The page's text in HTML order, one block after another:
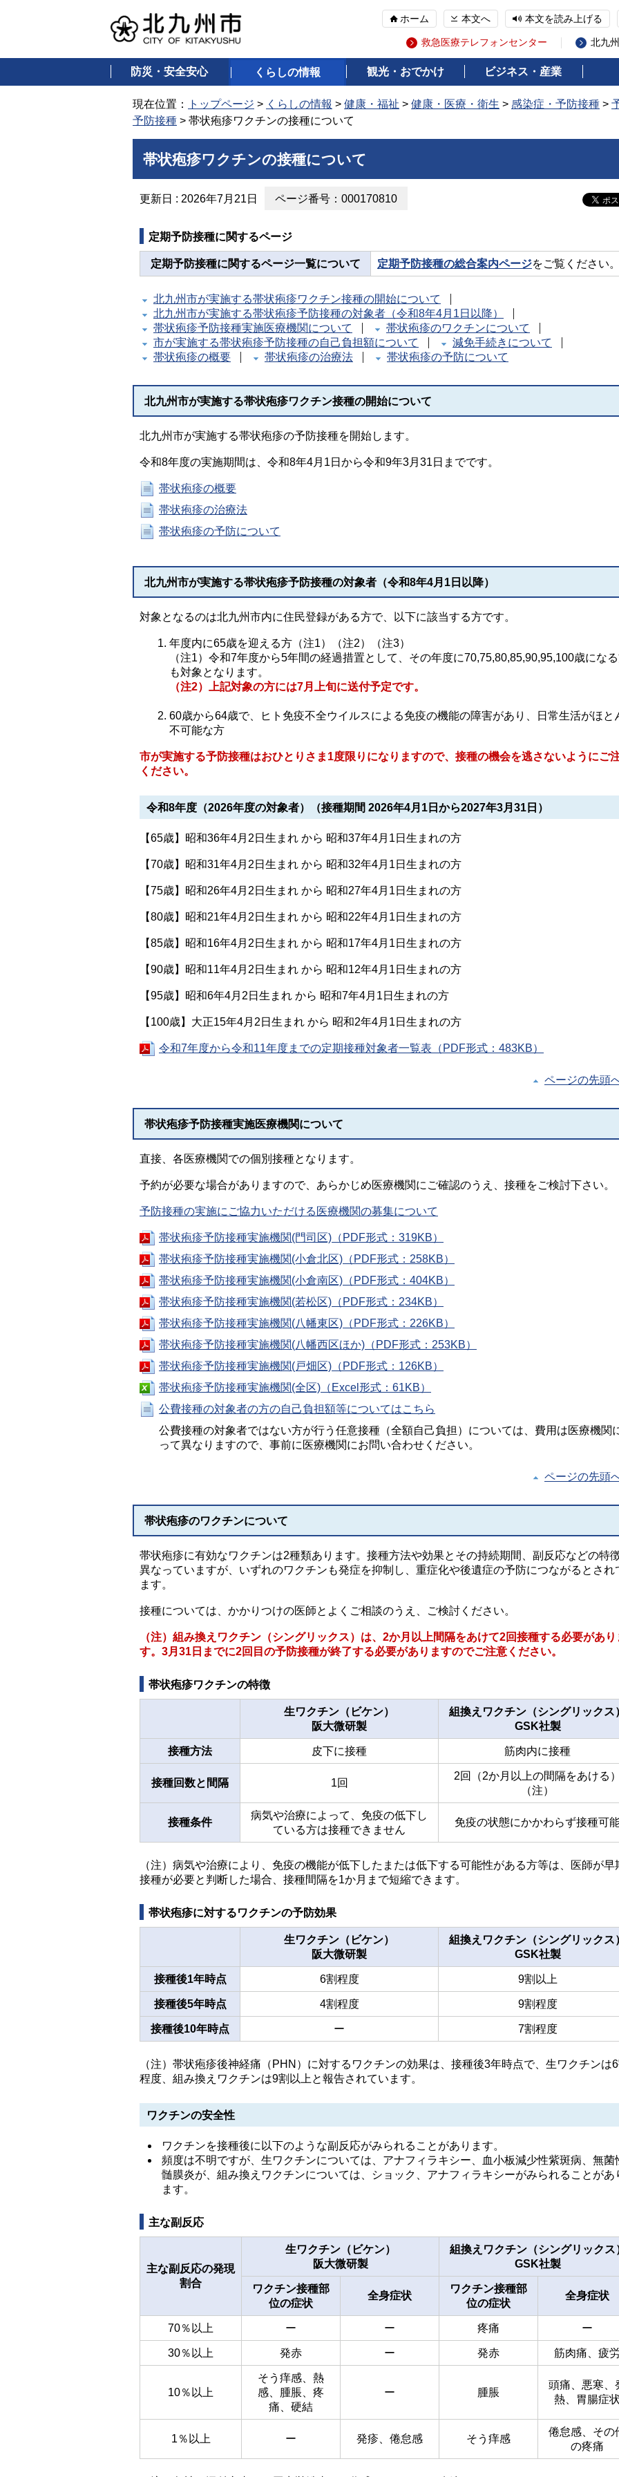
ホーム 本文へ 本文を読み上げる
救急医療テレフォンセンター 北九
防災・安全安心 くらしの情報 観光・おでかけ ビジネス・産業
現在位置： トップページ > くらしの情報 > 健康・福祉 > 健康・医療・衛生 > 感染症・予防接種 >
予防接種 > 帯状疱疹ワクチンの接種について
帯状疱疹ワクチンの接種について
更新日 : 2026年7月21日 ページ番号：000170810
定期予防接種に関するページ
定期予防接種に関するページ一覧について 定期予防接種の総合案内ページをご覧ください
北九州市が実施する帯状疱疹ワクチン接種の開始について
北九州市が実施する帯状疱疹予防接種の対象者（令和8年4月1日以降）
帯状疱疹予防接種実施医療機関について
帯状疱疹のワクチンについて
市が実施する帯状疱疹予防接種の自己負担額について
減免手続きについて
帯状疱疹の概要
帯状疱疹の治療法 帯状疱疹の予防について
北九州市が実施する帯状疱疹ワクチン接種の開始について
北九州市が実施する帯状疱疹の予防接種を開始します。
令和8年度の実施期間は、令和8年4月1日から令和9年3月31日までです。
帯状疱疹の概要
帯状疱疹の治療法
帯状疱疹の予防について
北九州市が実施する帯状疱疹予防接種の対象者（令和8年4月1日以降）
対象となるのは北九州市内に住民登録がある方で、以下に該当する方です。
年度内に65歳を迎える方（注1）（注2）（注3）
（注1）令和7年度から5年間の経過措置として、その年度に70,75,80,85,90,95,100歳にな
も対象となります。
（注2）上記対象の方には7月上旬に送付予定です。
60歳から64歳で、ヒト免疫不全ウイルスによる免疫の機能の障害があり、日常生活がほと
不可能な方
市が実施する予防接種はおひとりさま1度限りになりますので、接種の機会を逃さないようにご
ください。
令和8年度（2026年度の対象者）（接種期間 2026年4月1日から2027年3月31日）
【65歳】昭和36年4月2日生まれ から 昭和37年4月1日生まれの方
【70歳】昭和31年4月2日生まれ から 昭和32年4月1日生まれの方
【75歳】昭和26年4月2日生まれ から 昭和27年4月1日生まれの方
【80歳】昭和21年4月2日生まれ から 昭和22年4月1日生まれの方
【85歳】昭和16年4月2日生まれ から 昭和17年4月1日生まれの方
【90歳】昭和11年4月2日生まれ から 昭和12年4月1日生まれの方
【95歳】昭和6年4月2日生まれ から 昭和7年4月1日生まれの方
【100歳】大正15年4月2日生まれ から 昭和2年4月1日生まれの方
令和7年度から令和11年度までの定期接種対象者一覧表（PDF形式：483KB）
ページの先頭
帯状疱疹予防接種実施医療機関について
直接、各医療機関での個別接種となります。
予約が必要な場合がありますので、あらかじめ医療機関にご確認のうえ、接種をご検討下さい。
予防接種の実施にご協力いただける医療機関の募集について
帯状疱疹予防接種実施機関(門司区)（PDF形式：319KB）
帯状疱疹予防接種実施機関(小倉北区)（PDF形式：258KB）
帯状疱疹予防接種実施機関(小倉南区)（PDF形式：404KB）
帯状疱疹予防接種実施機関(若松区)（PDF形式：234KB）
帯状疱疹予防接種実施機関(八幡東区)（PDF形式：226KB）
帯状疱疹予防接種実施機関(八幡西区ほか)（PDF形式：253KB）
帯状疱疹予防接種実施機関(戸畑区)（PDF形式：126KB）
帯状疱疹予防接種実施機関(全区)（Excel形式：61KB）
公費接種の対象者の方の自己負担額等についてはこちら
公費接種の対象者ではない方が行う任意接種（全額自己負担）については、費用は医療機関
って異なりますので、事前に医療機関にお問い合わせください。
ページの先頭
帯状疱疹のワクチンについて
帯状疱疹に有効なワクチンは2種類あります。接種方法や効果とその持続期間、副反応などの特
異なっていますが、いずれのワクチンも発症を抑制し、重症化や後遺症の予防につながるとされ
ます。
接種については、かかりつけの医師とよくご相談のうえ、ご検討ください。
（注）組み換えワクチン（シングリックス）は、2か月以上間隔をあけて2回接種する必要があり
す。3月31日までに2回目の予防接種が終了する必要がありますのでご注意ください。
帯状疱疹ワクチンの特徴
生ワクチン（ビケン）
阪大微研製
組換えワクチン（シングリックス
GSK社製
接種方法 皮下に接種 筋肉内に接種
接種回数と間隔 1回
2回（2か月以上の間隔をあける
（注）
接種条件
病気や治療によって、免疫の低下し
ている方は接種できません
免疫の状態にかかわらず接種可
（注）病気や治療により、免疫の機能が低下したまたは低下する可能性がある方等は、医師が早
接種が必要と判断した場合、接種間隔を1か月まで短縮できます。
帯状疱疹に対するワクチンの予防効果
生ワクチン（ビケン）
阪大微研製
組換えワクチン（シングリックス
GSK社製
接種後1年時点 6割程度 9割以上
接種後5年時点 4割程度 9割程度
接種後10年時点 ー 7割程度
（注）帯状疱疹後神経痛（PHN）に対するワクチンの効果は、接種後3年時点で、生ワクチンは
程度、組み換えワクチンは9割以上と報告されています。
ワクチンの安全性
ワクチンを接種後に以下のような副反応がみられることがあります。
頻度は不明ですが、生ワクチンについては、アナフィラキシー、血小板減少性紫斑病、無菌
髄膜炎が、組み換えワクチンについては、ショック、アナフィラキシーがみられることがあ
ます。
主な副反応
主な副反応の発現
割合
生ワクチン（ビケン）
阪大微研製
組換えワクチン（シングリックス
GSK社製
ワクチン接種部
位の症状
全身症状
ワクチン接種部
位の症状
全身症状
70％以上 ー ー 疼痛 ー
30％以上 発赤 ー 発赤 筋肉痛、疲
10％以上
そう痒感、熱
感、腫脹、疼
痛、硬結
ー 腫脹
頭痛、悪寒、
熱、胃腸症
1％以上 ー 発疹、倦怠感 そう痒感
倦怠感、その
の疼痛